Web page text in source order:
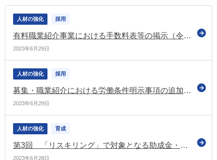
人材の強化 採用
有料職業紹介事業における手数料表等の掲示（令和6年4月施行）についてお知らせ（厚労省）
2023年6月29日
人材の強化 採用
募集・職業紹介における労働条件明示事項の追加（令和6年4月施行）についてお知らせ（厚労省）
2023年6月29日
人材の強化 育成
第3回 「リスキリング」で対象となる助成金・給付金
2023年6月28日